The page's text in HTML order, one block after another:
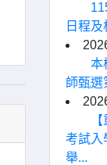
日程
本
師甄選
考試入
舉...